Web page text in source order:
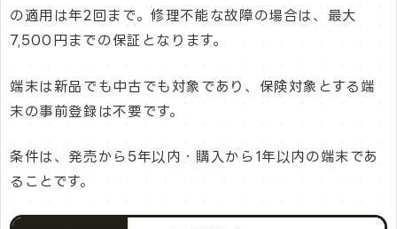
の適用は年2回まで。修理不能な故障の場合は、最大
7,500円までの保証となります。
端末は新品でも中古でも対象であり、保険対象とする端
末の事前登録は不要です。
条件は、発売から5年以内・購入から1年以内の端末であ
ることです。